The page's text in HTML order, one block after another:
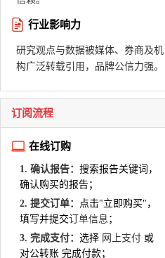
行业影响力
研究观点与数据被媒体、券商及机
构广泛转载引用，品牌公信力强。
订阅流程
在线订购
1. 确认报告： 搜索报告关键词，
确认购买的报告；
2. 提交订单： 点击"立即购买"，
填写并提交订单信息 ；
3. 完成支付： 选择 网上支付 或
对公转账 完成付款；